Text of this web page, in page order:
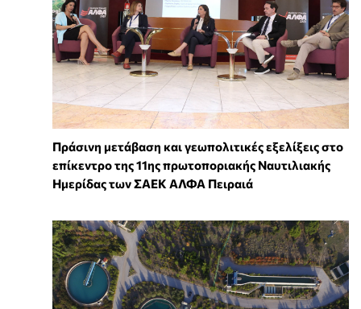
Πράσινη μετάβαση και γεωπολιτικές εξελίξεις στο
επίκεντρο της 11ης πρωτοποριακής Ναυτιλιακής
Ημερίδας των ΣΑΕΚ ΑΛΦΑ Πειραιά